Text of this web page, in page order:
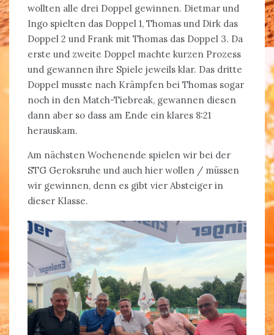
wollten alle drei Doppel gewinnen. Dietmar und
Ingo spielten das Doppel 1, Thomas und Dirk das
Doppel 2 und Frank mit Thomas das Doppel 3. Da
erste und zweite Doppel machte kurzen Prozess
und gewannen ihre Spiele jeweils klar. Das dritte
Doppel musste nach Krämpfen bei Thomas sogar
noch in den Match-Tiebreak, gewannen diesen
dann aber so dass am Ende ein klares 8:21
herauskam.
Am nächsten Wochenende spielen wir bei der
STG Geroksruhe und auch hier wollen / müssen
wir gewinnen, denn es gibt vier Absteiger in
dieser Klasse.